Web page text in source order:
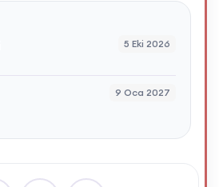
5 Eki 2026
9 Oca 2027